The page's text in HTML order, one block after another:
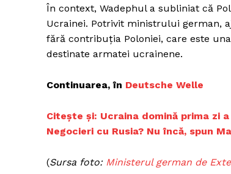
În context, Wadephul a subliniat că
Ucrainei. Potrivit ministrului german,
fără contribuția Poloniei, care este
destinate armatei ucrainene.
Continuarea, în Deutsche Welle
Citește și: Ucraina domină prima zi
Negocieri cu Rusia? Nu încă, spun
(Sursa foto: Ministerul german de